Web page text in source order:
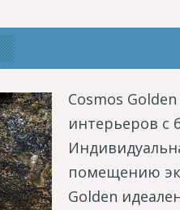
Cosmos
интерьеров с
помещению
Golden